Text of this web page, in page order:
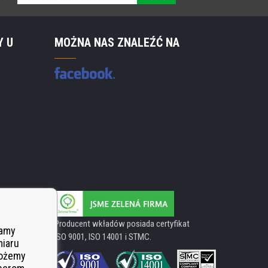
U
MOŻNA NAS ZNALEŹĆ NA
Producent wkładów posiada certyfikat
ISO 9001, ISO 14001 i STMC.